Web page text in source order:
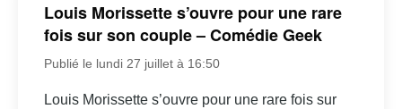
Louis Morissette s’ouvre pour une rare
fois sur son couple – Comédie Geek
Publié le lundi 27 juillet à 16:50
Louis Morissette s’ouvre pour une rare fois sur